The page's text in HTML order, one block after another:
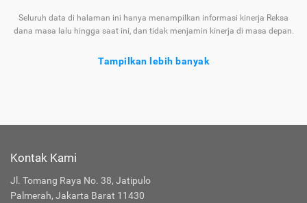
Seluruh data di halaman ini hanya menampilkan informasi kinerja Reksa
dana masa lalu hingga saat ini, dan tidak menjamin kinerja di masa depan.
Tampilkan lebih banyak
Jenis
Apakah Layanan Reksa Dana di Cermati Aman?
Kontak Kami
Jl. Tomang Raya No. 38, Jatipulo
Palmerah, Jakarta Barat 11430